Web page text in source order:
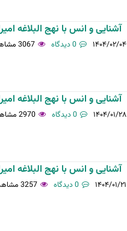
آشنایی و انس با نهج البلاغه
۱۴۰۴/۰۲/۰۴ 0 دیدگاه 3067 مشاهده
آشنایی و انس با نهج البلاغه
۱۴۰۴/۰۱/۲۸ 0 دیدگاه 2970 مشاهده
آشنایی و انس با نهج البلاغه
۱۴۰۴/۰۱/۲۱ 0 دیدگاه 3257 مشاهده